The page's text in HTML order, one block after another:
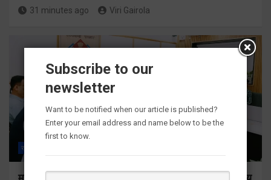
31 minutes ago Viri Gairola
राज्य
Subscribe to our
newsletter
Want to be notified when our article is published?
Enter your email address and name below to be the
first to know.